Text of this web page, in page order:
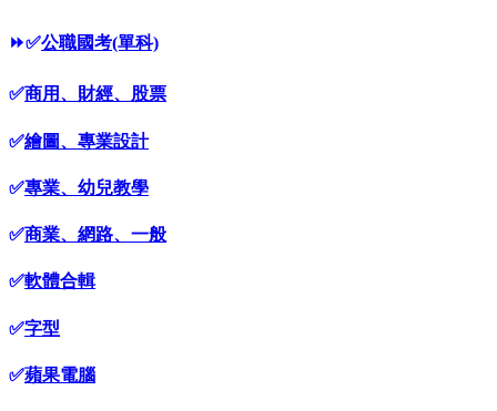
⏩✅公職國考(單科)
✅商用、財經、股票
✅繪圖、專業設計
✅專業、幼兒教學
✅商業、網路、一般
✅軟體合輯
✅字型
✅蘋果電腦